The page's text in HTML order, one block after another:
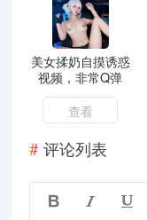
美女揉奶自摸诱惑
视频，非常Q弹
查看
评论列表
  